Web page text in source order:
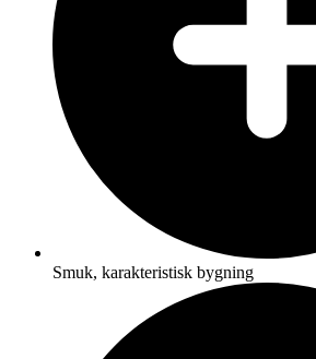
Smuk, karakteristisk bygning